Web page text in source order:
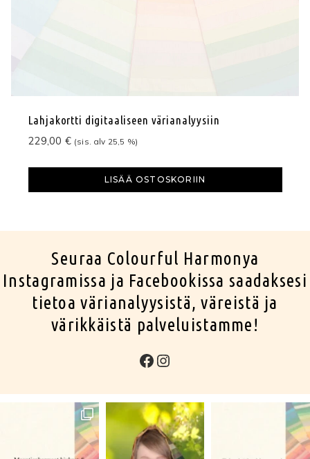
Lahjakortti digitaaliseen värianalyysiin
229,00 € (sis. alv 25,5 %)
LISÄÄ OSTOSKORIIN
Seuraa Colourful Harmonya
Instagramissa ja Facebookissa saadaksesi
tietoa värianalyysistä, väreistä ja
värikkäistä palveluistamme!
Facebook
Instagram